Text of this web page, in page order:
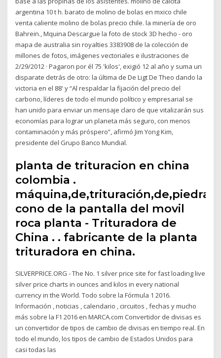
argentina 10 t h. barato de molino de bolas en mxico chile
venta caliente molino de bolas precio chile. la minería de oro
Bahrein., Mquina Descargue la foto de stock 3D hecho - oro
mapa de australia sin royalties 3383908 de la colección de
millones de fotos, imágenes vectoriales e ilustraciones de
2/29/2012 · Pagaron por él 75 'kilos', exigió 12 al año y suma un
disparate detrás de otro: la última de De Ligt De Theo dando la
victoria en el 88' y “Al respaldar la fijación del precio del
carbono, líderes de todo el mundo político y empresarial se
han unido para enviar un mensaje claro de que vitalizarán sus
economías para lograr un planeta más seguro, con menos
contaminación y más próspero”, afirmó Jim Yong Kim,
presidente del Grupo Banco Mundial.
planta de trituracion en china
colombia .
cono de la pantalla del movil
roca planta - Trituradora de
China . . fabricante de la planta
trituradora en china.
SILVERPRICE.ORG - The No. 1 silver price site for fast loading live
silver price charts in ounces and kilos in every national
currency in the World. Todo sobre la Fórmula 1 2016.
Información , noticias , calendario , circuitos , fechas y mucho
más sobre la F1 2016 en MARCA.com Convertidor de divisas es
un convertidor de tipos de cambio de divisas en tiempo real. En
todo el mundo, los tipos de cambio de Estados Unidos para
casi todas las